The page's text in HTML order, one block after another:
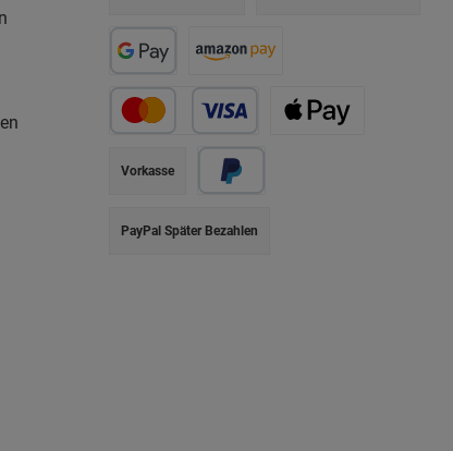
Vorkasse
PayPal Später Bezahlen